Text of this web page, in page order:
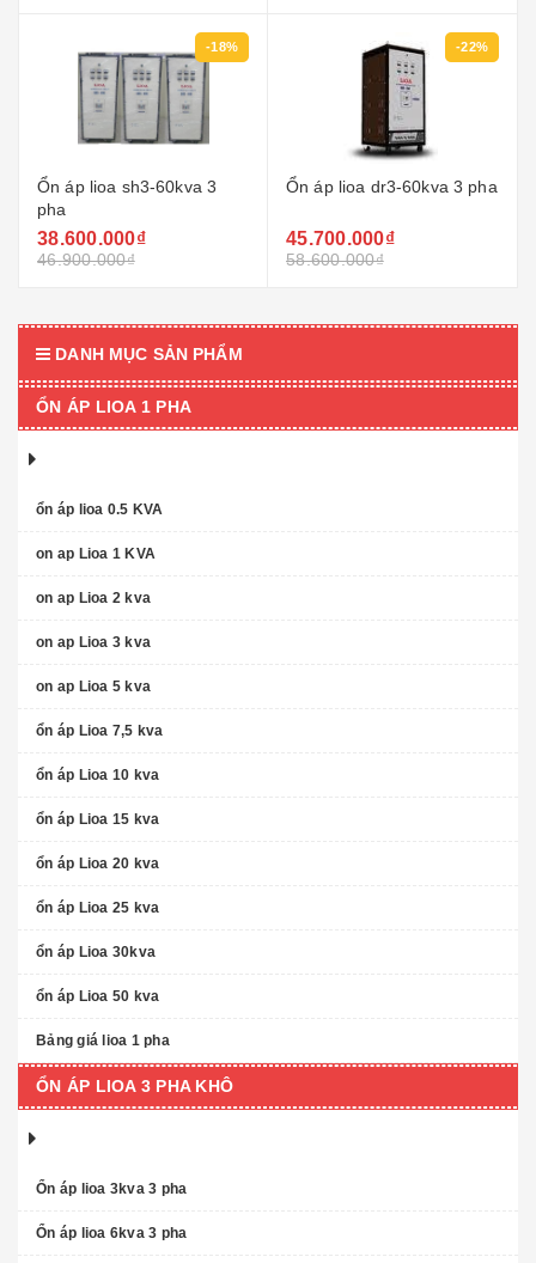
-18%
Ổn áp lioa sh3-60kva 3
pha
38.600.000₫
46.900.000₫
-22%
Ổn áp lioa dr3-60kva 3 pha
45.700.000₫
58.600.000₫
DANH MỤC SẢN PHẨM
ỔN ÁP LIOA 1 PHA
ổn áp lioa 0.5 KVA
on ap Lioa 1 KVA
on ap Lioa 2 kva
on ap Lioa 3 kva
on ap Lioa 5 kva
ổn áp Lioa 7,5 kva
ổn áp Lioa 10 kva
ổn áp Lioa 15 kva
ổn áp Lioa 20 kva
ổn áp Lioa 25 kva
ổn áp Lioa 30kva
ổn áp Lioa 50 kva
Bảng giá lioa 1 pha
ỔN ÁP LIOA 3 PHA KHÔ
Ổn áp lioa 3kva 3 pha
Ổn áp lioa 6kva 3 pha